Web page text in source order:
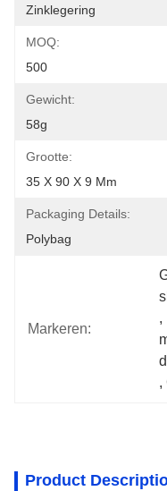
Zinklegering
MOQ:
500
Gewicht:
58g
Grootte:
35 X 90 X 9 Mm
Packaging Details:
Polybag
Markeren:
,
,
Product